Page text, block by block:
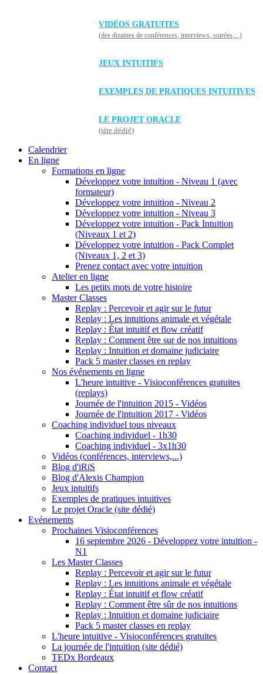
VIDÉOS GRATUITES
(des dizaines de conférences, interviews, soirées,...)
JEUX INTUITIFS
EXEMPLES DE PRATIQUES INTUITIVES
LE PROJET ORACLE
(site dédié)
Calendrier
En ligne
Formations en ligne
Développez votre intuition - Niveau 1 (avec
formateur)
Développez votre intuition - Niveau 2
Développez votre intuition - Niveau 3
Développez votre intuition - Pack Intuition
(Niveaux 1 et 2)
Développez votre intuition - Pack Complet
(Niveaux 1, 2 et 3)
Prenez contact avec votre intuition
Atelier en ligne
Les petits mots de votre histoire
Master Classes
Replay : Percevoir et agir sur le futur
Replay : Les intuitions animale et végétale
Replay : État intuitif et flow créatif
Replay : Comment être sur de nos intuitions
Replay : Intuition et domaine judiciaire
Pack 5 master classes en replay
Nos événements en ligne
L'heure intuitive - Visioconférences gratuites
(replays)
Journée de l'intuition 2015 - Vidéos
Journée de l'intuition 2017 - Vidéos
Coaching individuel tous niveaux
Coaching individuel - 1h30
Coaching individuel - 3x1h30
Vidéos (conférences, interviews,...)
Blog d'iRiS
Blog d'Alexis Champion
Jeux intuitifs
Exemples de pratiques intuitives
Le projet Oracle (site dédié)
Evénements
Prochaines Visioconférences
16 septembre 2026 - Développez votre intuition -
N1
Les Master Classes
Replay : Percevoir et agir sur le futur
Replay : Les intuitions animale et végétale
Replay : État intuitif et flow créatif
Replay : Comment être sûr de nos intuitions
Replay : Intuition et domaine judiciaire
Pack 5 master classes en replay
L'heure intuitive - Visioconférences gratuites
La journée de l'intuition (site dédié)
TEDx Bordeaux
Contact